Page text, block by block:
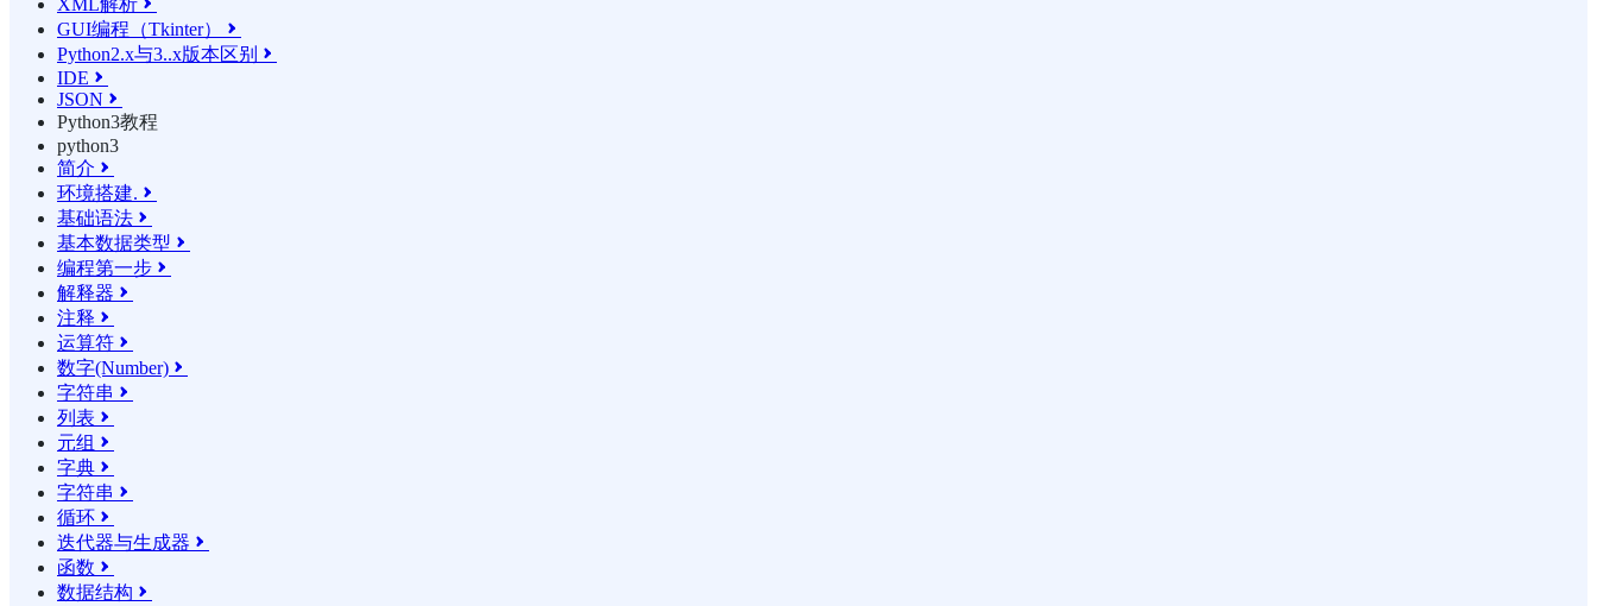
XML解析
GUI编程（Tkinter） 
Python2.x与3..x版本区别 
IDE 
JSON 
Python3教程
python3
简介 
环境搭建. 
基础语法 
基本数据类型 
编程第一步 
解释器 
注释 
运算符 
数字(Number) 
字符串 
列表 
元组 
字典 
字符串 
循环 
迭代器与生成器 
函数 
数据结构 